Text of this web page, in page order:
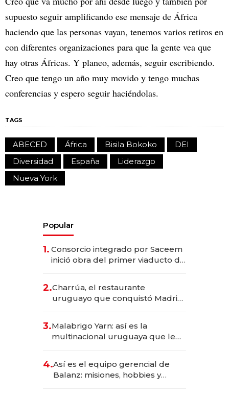
supuesto seguir amplificando ese mensaje de África
haciendo que las personas vayan, tenemos varios retiros en
con diferentes organizaciones para que la gente vea que
hay otras Áfricas. Y planeo, además, seguir escribiendo.
Creo que tengo un año muy movido y tengo muchas
conferencias y espero seguir haciéndolas.
TAGS
ABECED África Bisila Bokoko
DEI
Diversidad
España
Liderazgo
Nueva York
Popular
1. Consorcio integrado por Saceem
inició obra del primer viaducto de
millones
2.Charrúa, el restaurante
uruguayo que conquistó Madrid:
anticipación y prepara apertura
3.Malabrigo Yarn: así es la
multinacional uruguaya que le
4.Así es el equipo gerencial de
Balanz: misiones, hobbies y